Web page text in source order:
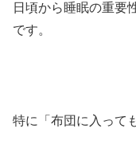
日頃から睡眠の重要
です。
特に「布団に入って